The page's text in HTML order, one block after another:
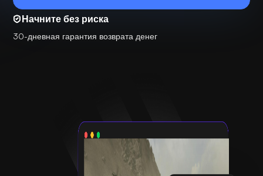
Начните без риска
30-дневная гарантия возврата денег